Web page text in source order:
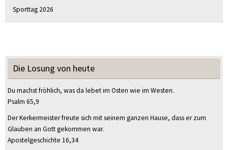
Sporttag 2026
Die Losung von heute
Du machst fröhlich, was da lebet im Osten wie im Westen.
Psalm 65,9
Der Kerkermeister freute sich mit seinem ganzen Hause, dass er zum
Glauben an Gott gekommen war.
Apostelgeschichte 16,34